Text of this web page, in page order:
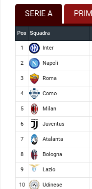
SERIE A
Pos Squadra
1 Inter
2 Napoli
3 Roma
4 Como
5 Milan
6 Juventus
7 Atalanta
8 Bologna
9 Lazio
10 Udinese